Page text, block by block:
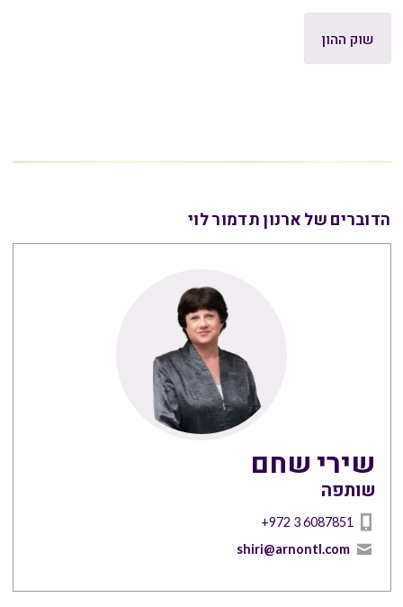
שוק ההון
הדוברים של ארנון תדמור לוי
שירי שחם
שותפה
+972 3 6087851
shiri@arnontl.com